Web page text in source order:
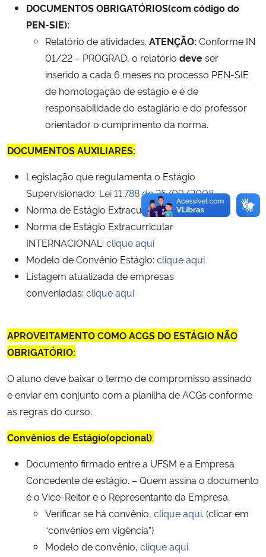
DOCUMENTOS OBRIGATÓRIOS(com código do
PEN-SIE):
Relatório de atividades. ATENÇÃO: Conforme IN
01/22 – PROGRAD, o relatório deveser
inserido a cada 6 meses no processo PEN-SIE
de homologação de estágio e é de
responsabilidade do estagiário e do professor
orientador o cumprimento da norma.
DOCUMENTOS AUXILIARES:
Legislação que regulamenta o Estágio
Supervisionado: Lei 11.788 de 25/09/2008
Norma de Estágio Extracurricular:clique aqui
Norma de Estágio Extracurricular
INTERNACIONAL: clique aqui
Modelo de Convênio Estágio: clique aqui
Listagem atualizada de empresas
conveniadas: clique aqui
APROVEITAMENTO COMO ACGS DO ESTÁGIO NÃO
OBRIGATÓRIO:
O aluno deve baixar o termo de compromisso assinado
e enviar em conjunto com a planilha de ACGs conforme
as regras do curso.
Convêniosde Estágio(opcional):
Documento firmado entre a UFSM e a Empresa
Concedente de estágio. – Quem assina o documento
é o Vice-Reitor e o Representante da Empresa.
Verificar se há convênio, clique aqui. (clicar em
“convênios em vigência”)
Modelo de convênio, clique aqui.